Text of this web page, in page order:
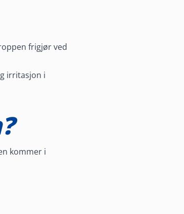
frigjør ved
irritasjon i
kommer i